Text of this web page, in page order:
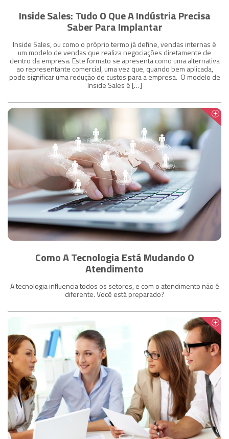
Inside Sales: Tudo O Que A Indústria Precisa
Saber Para Implantar
Inside Sales, ou como o próprio termo já define, vendas internas é
um modelo de vendas que realiza negociações diretamente de
dentro da empresa. Este formato se apresenta como uma alternativa
ao representante comercial, uma vez que, quando bem aplicada,
pode significar uma redução de custos para a empresa. O modelo de
Inside Sales é […]
Como A Tecnologia Está Mudando O
Atendimento
A tecnologia influencia todos os setores, e com o atendimento não é
diferente. Você está preparado?